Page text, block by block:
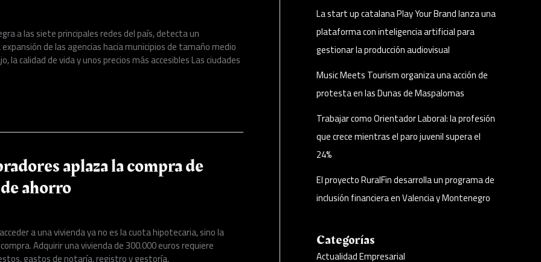
a las siete principales redes del país, detecta un
de las agencias hacia municipios de tamaño medio
calidad de vida y unos precios más accesibles Las ciudades
aplaza la compra de
ahorro
a una vivienda ya no es la cuota hipotecaria, sino la
Adquirir una vivienda de 300.000 euros requiere
gastos de notaría, registro y gestoría,
La start up catalana Play Your Brand lanza una
plataforma con inteligencia artificial para
gestionar la producción audiovisual
Music Meets Tourism organiza una acción de
protesta en las Dunas de Maspalomas
Trabajar como Orientador Laboral: la profesión
que crece mientras el paro juvenil supera el
24%
El proyecto RuralFin desarrolla un programa de
inclusión financiera en Valencia y Montenegro
Categorías
Actualidad Empresarial